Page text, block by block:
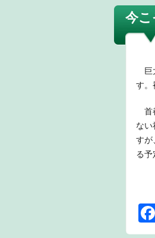
今こ
巨
す。
首
ない
すが
る予